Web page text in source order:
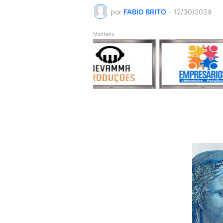
por FABIO BRITO - 12/30/2024
Monteiro